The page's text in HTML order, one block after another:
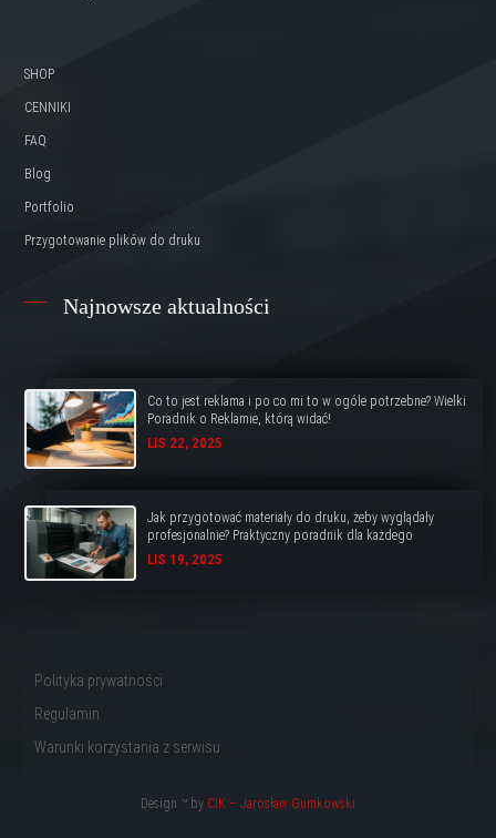
SHOP
CENNIKI
FAQ
Blog
Portfolio
Przygotowanie plików do druku
Najnowsze aktualności
Co to jest reklama i po co mi to w ogóle potrzebne? Wielki
Poradnik o Reklamie, którą widać!
LIS 22, 2025
Jak przygotować materiały do druku, żeby wyglądały
profesjonalnie? Praktyczny poradnik dla każdego
LIS 19, 2025
Polityka prywatności
Regulamin
Warunki korzystania z serwisu
Design ™ by CIK – Jarosław Gumkowski